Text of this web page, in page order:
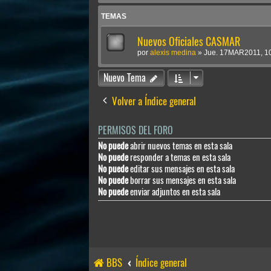
TEMAS
Nuevos Oficiales CASMAR
por alexis medina » Jue. 17MAR2011,
Nuevo Tema
Volver a Índice general
PERMISOS DEL FORO
No puedeabrir nuevos temas en esta sala
No puederesponder a temas en esta sala
No puedeeditar sus mensajes en esta sala
No puedeborrar sus mensajes en esta sala
No puedeenviar adjuntos en esta sala
BBS Índice general